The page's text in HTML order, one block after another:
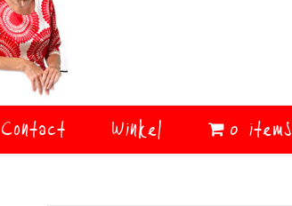
Contact Winkel 0 items